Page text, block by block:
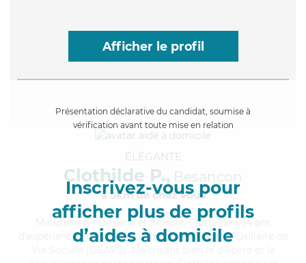
Afficher le profil
Présentation déclarative du candidat, soumise à
vérification avant toute mise en relation
Inscrivez-vous pour
afficher plus de profils
d’aides à domicile
ÉLÉGANTE
Clothilde P., Besançon
à 5km de chez Vous
, humaine et flexible, Clothilde a 14 ans
d'expérience et possède un diplôme d'État d'Auxiliaire de